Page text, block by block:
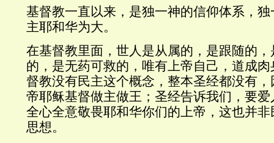
基督教一直以来，是独一神的信仰体系，
主耶和华为大。
在基督教里面，世人是从属的，是跟随的
的，是无药可救的，唯有上帝自己，道成
督教没有民主这个概念，整本圣经都没有
帝耶稣基督做主做王；圣经告诉我们，要
全心全意敬畏耶和华你们的上帝，这也并
思想。